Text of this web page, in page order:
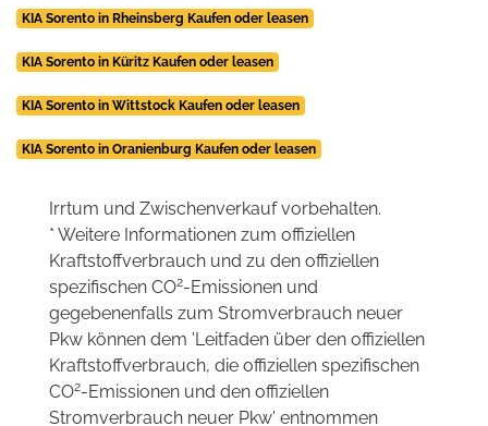
KIA Sorento in Rheinsberg Kaufen oder leasen
KIA Sorento in Küritz Kaufen oder leasen
KIA Sorento in Wittstock Kaufen oder leasen
KIA Sorento in Oranienburg Kaufen oder leasen
Irrtum und Zwischenverkauf vorbehalten.
* Weitere Informationen zum offiziellen
Kraftstoffverbrauch und zu den offiziellen
spezifischen CO2-Emissionen und
gegebenenfalls zum Stromverbrauch neuer
Pkw können dem 'Leitfaden über den offiziellen
Kraftstoffverbrauch, die offiziellen spezifischen
CO2-Emissionen und den offiziellen
Stromverbrauch neuer Pkw' entnommen